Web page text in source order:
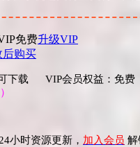
免费升级VIP
后购买
可下载 VIP会员权益：免
小时资源更新， 加入会员 解